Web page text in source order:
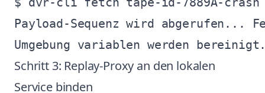
Payload-Sequenz wird abgerufen...
Schritt 3: Replay-Proxy an den lokalen
Service binden